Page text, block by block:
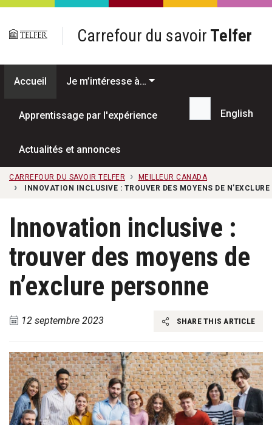
Passer au contenu principal
Carrefour du savoir Telfer
Accueil Je m’intéresse à…
Apprentissage par l'expérience
Actualités et annonces
Recherche...
English
CARREFOUR DU SAVOIR TELFER
MEILLEUR CANADA
INNOVATION INCLUSIVE : TROUVER DES MOYENS DE N’EXCLURE
Innovation inclusive :
trouver des moyens de
n’exclure personne
12 septembre 2023 SHARE THIS ARTICLE